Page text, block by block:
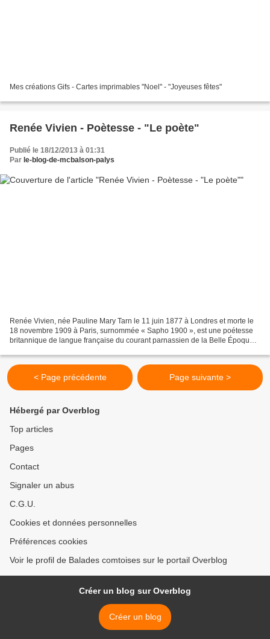
Mes créations Gifs - Cartes imprimables "Noel" - "Joyeuses fêtes"
Renée Vivien - Poètesse - "Le poète"
Publié le 18/12/2013 à 01:31
Par le-blog-de-mcbalson-palys
Renée Vivien, née Pauline Mary Tarn le 11 juin 1877 à Londres et morte le
18 novembre 1909 à Paris, surnommée « Sapho 1900 », est une poétesse
britannique de langue française du courant parnassien de la Belle Époque.
< Page précédente Page suivante >
Hébergé par Overblog
Top articles
Pages
Contact
Signaler un abus
C.G.U.
Cookies et données personnelles
Préférences cookies
Voir le profil de Balades comtoises sur le portail Overblog
Créer un blog sur Overblog
Créer un blog